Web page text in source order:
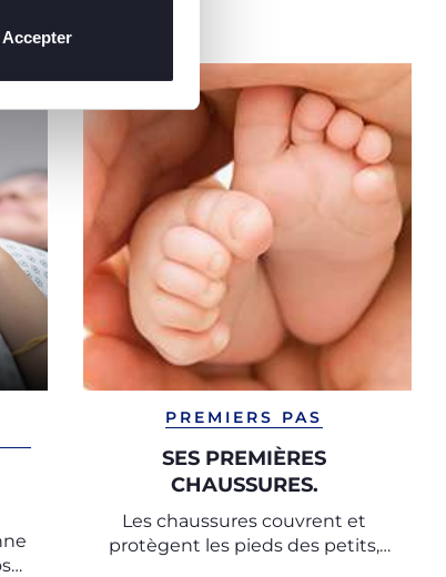
PREMIERS PAS
SES PREMIÈRES
CHAUSSURES.
Les chaussures couvrent et
protègent les pieds des petits,